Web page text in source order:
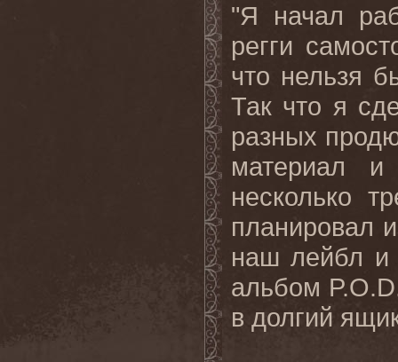
"Я начал
регги
что нельзя
Так что я
разных
материал
несколько
планировал
наш лейбл и
альбом P.O.D
в долгий